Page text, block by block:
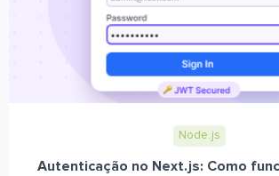
Node.js
Autenticação no Next.js: Como